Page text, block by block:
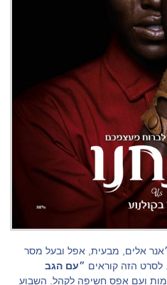
אלים, מבעית, אפל ובעל מסר
לסרט הזה קוראים ״עם הגב
ועם אפס חשיפה לקהל. השבוע